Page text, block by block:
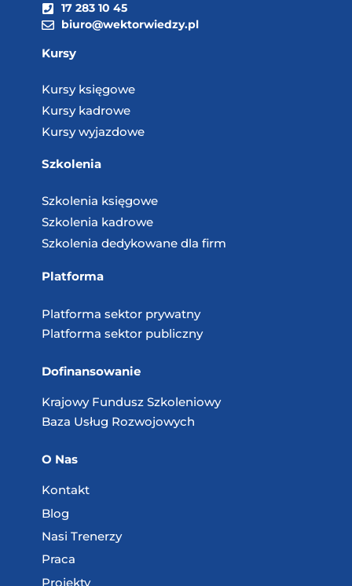
17 283 10 45
biuro@wektorwiedzy.pl
Kursy
Kursy księgowe
Kursy kadrowe
Kursy wyjazdowe
Szkolenia
Szkolenia księgowe
Szkolenia kadrowe
Szkolenia dedykowane dla firm
Platforma
Platforma sektor prywatny
Platforma sektor publiczny
Dofinansowanie
Krajowy Fundusz Szkoleniowy
Baza Usług Rozwojowych
O Nas
Kontakt
Blog
Nasi Trenerzy
Praca
Projekty